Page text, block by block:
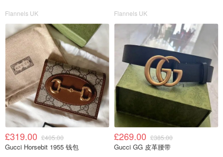
Flannels UK Flannels UK
£319.00 £405.00
Gucci Horsebit 1955 钱包
£269.00 £385.00
Gucci GG 皮革腰带